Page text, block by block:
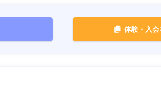
体験・入会